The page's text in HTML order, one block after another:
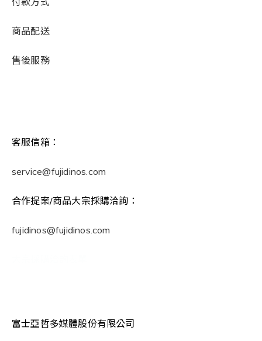
商品配送
售後服務
客服信箱：
service@fujidinos.com
合作提案/商品大宗採購洽詢：
fujidinos@fujidinos.com
富士亞哲多媒體股份有限公司